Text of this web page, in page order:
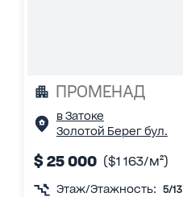
ПРОМЕНАД
в Затоке
Золотой Берег бул.
$ 25 000 ($1 163/м²)
Этаж/Этажность: 5/13